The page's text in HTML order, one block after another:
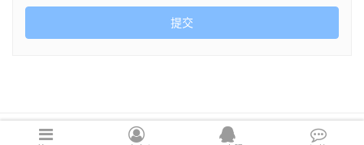
提交
Copyright © 2021 cghsj.com 版权所有 Powered by 绘世界